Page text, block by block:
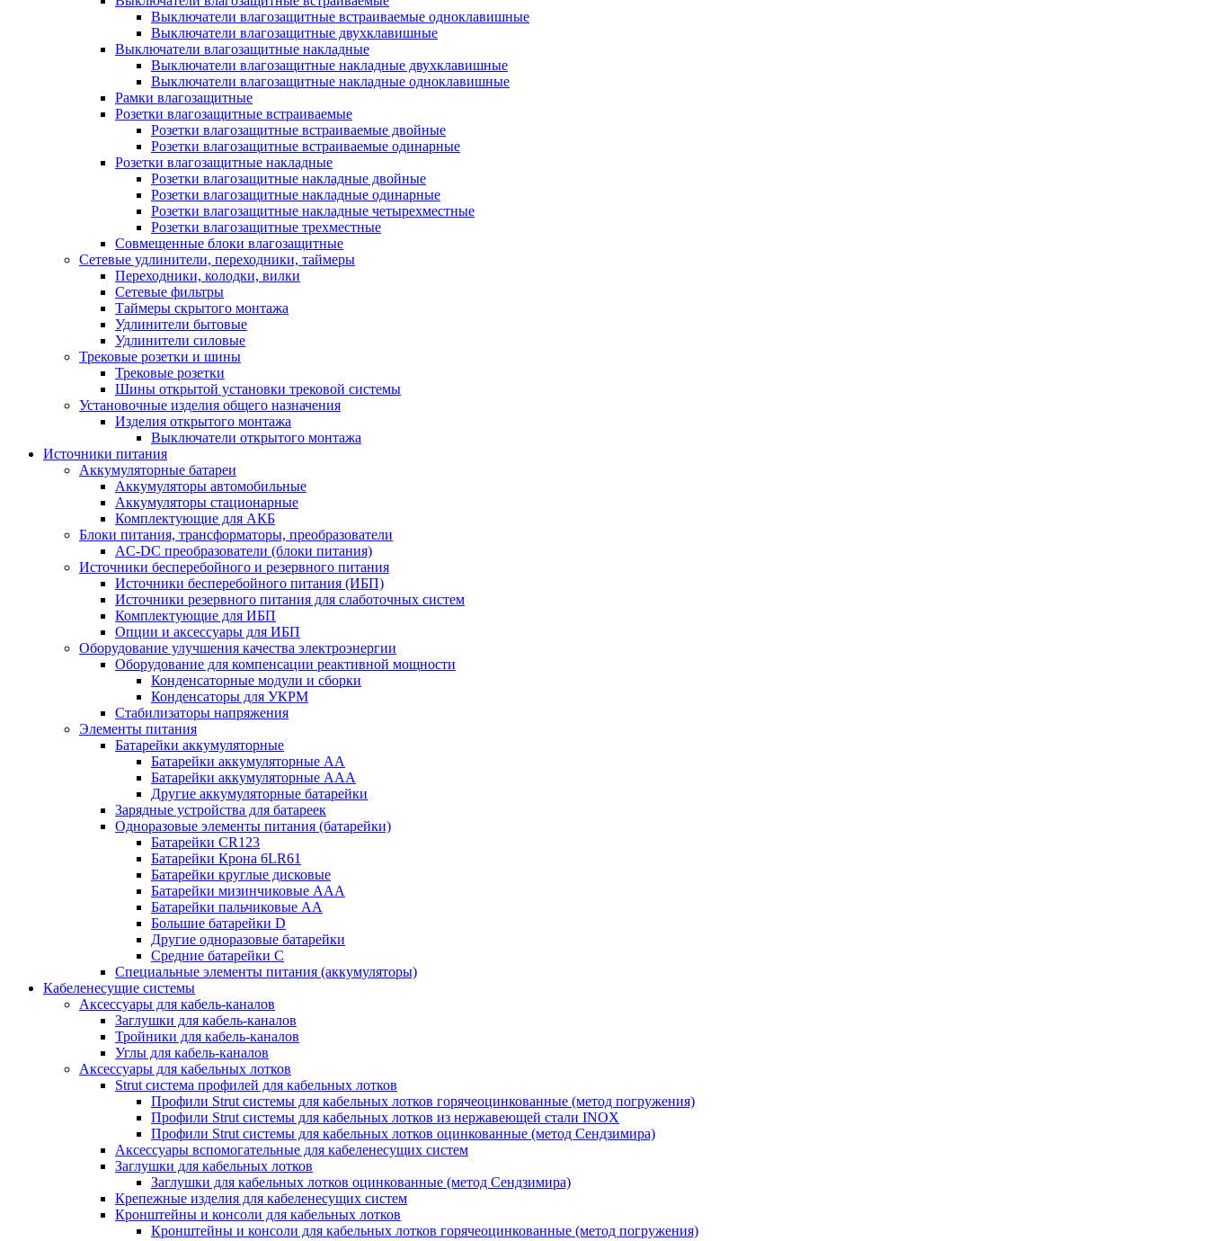
Выключатели влагозащитные встраиваемые одноклавишные
Выключатели влагозащитные двухклавишные
Выключатели влагозащитные накладные
Выключатели влагозащитные накладные двухклавишные
Выключатели влагозащитные накладные одноклавишные
Рамки влагозащитные
Розетки влагозащитные встраиваемые
Розетки влагозащитные встраиваемые двойные
Розетки влагозащитные встраиваемые одинарные
Розетки влагозащитные накладные
Розетки влагозащитные накладные двойные
Розетки влагозащитные накладные одинарные
Розетки влагозащитные накладные четырехместные
Розетки влагозащитные трехместные
Совмещенные блоки влагозащитные
Сетевые удлинители, переходники, таймеры
Переходники, колодки, вилки
Сетевые фильтры
Таймеры скрытого монтажа
Удлинители бытовые
Удлинители силовые
Трековые розетки и шины
Трековые розетки
Шины открытой установки трековой системы
Установочные изделия общего назначения
Изделия открытого монтажа
Выключатели открытого монтажа
Источники питания
Аккумуляторные батареи
Аккумуляторы автомобильные
Аккумуляторы стационарные
Комплектующие для АКБ
Блоки питания, трансформаторы, преобразователи
AC-DC преобразователи (блоки питания)
Источники бесперебойного и резервного питания
Источники бесперебойного питания (ИБП)
Источники резервного питания для слаботочных систем
Комплектующие для ИБП
Опции и аксессуары для ИБП
Оборудование улучшения качества электроэнергии
Оборудование для компенсации реактивной мощности
Конденсаторные модули и сборки
Конденсаторы для УКРМ
Стабилизаторы напряжения
Элементы питания
Батарейки аккумуляторные
Батарейки аккумуляторные АА
Батарейки аккумуляторные ААА
Другие аккумуляторные батарейки
Зарядные устройства для батареек
Одноразовые элементы питания (батарейки)
Батарейки CR123
Батарейки Крона 6LR61
Батарейки круглые дисковые
Батарейки мизинчиковые ААА
Батарейки пальчиковые АА
Большие батарейки D
Другие одноразовые батарейки
Средние батарейки C
Специальные элементы питания (аккумуляторы)
Кабеленесущие системы
Аксессуары для кабель-каналов
Заглушки для кабель-каналов
Тройники для кабель-каналов
Углы для кабель-каналов
Аксессуары для кабельных лотков
Strut система профилей для кабельных лотков
Профили Strut системы для кабельных лотков горячеоцинкованные (метод погружения)
Профили Strut системы для кабельных лотков из нержавеющей стали INOX
Профили Strut системы для кабельных лотков оцинкованные (метод Сендзимира)
Аксессуары вспомогательные для кабеленесущих систем
Заглушки для кабельных лотков
Заглушки для кабельных лотков оцинкованные (метод Сендзимира)
Крепежные изделия для кабеленесущих систем
Кронштейны и консоли для кабельных лотков
Кронштейны и консоли для кабельных лотков горячеоцинкованные (метод погружения)